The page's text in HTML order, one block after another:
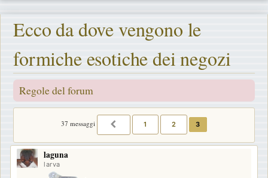
Ecco da dove vengono le
formiche esotiche dei negozi
Regole del forum
37 messaggi PRECEDENTE
1 2 3
laguna
larva